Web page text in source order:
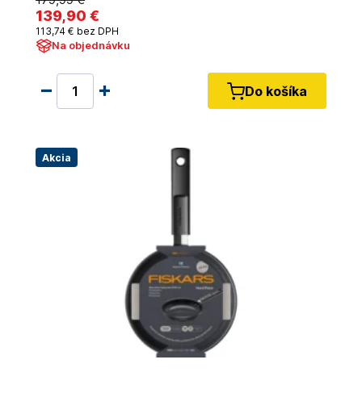
139,90 €
113,74 € bez DPH
Na objednávku
Do košíka
Akcia